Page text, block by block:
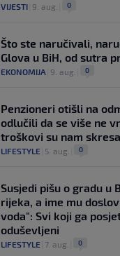
VIJESTI 9. aug. 0
Što ste naručivali,
Glova u BiH, od sutra
EKONOMIJA 9. aug. 0
Penzioneri otišli na
odlučili da se više ne
troškovi su nam
LIFESTYLE 5. aug. 0
Susjedi pišu o gradu u
rijeka, a ime mu
voda": Svi koji ga
oduševljeni
LIFESTYLE 7. aug. 0